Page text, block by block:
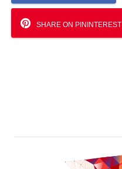
SHARE ON PININTEREST